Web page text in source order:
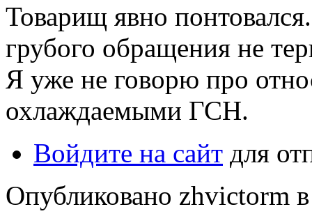
Товарищ явно
грубого обращения не
Я уже не говорю про
охлаждаемыми ГСН.
Войдите на сайт для
Опубликовано zhvictorm